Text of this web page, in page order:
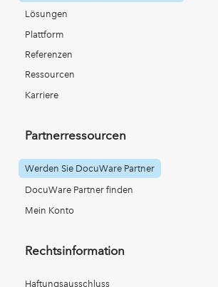
Lösungen
Plattform
Referenzen
Ressourcen
Karriere
Partnerressourcen
Werden Sie DocuWare Partner
DocuWare Partner finden
Mein Konto
Rechtsinformation
Haftungsausschluss